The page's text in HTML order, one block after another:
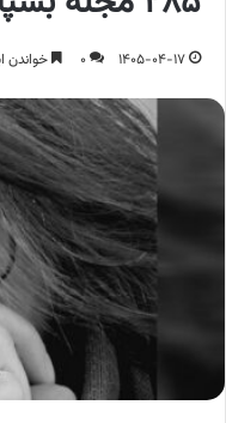
1405-04-17
0 خواندن این